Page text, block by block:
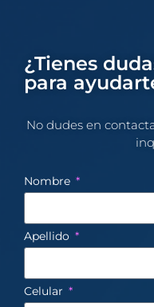
¿Tienes
para
No dudes en
Nombre
Apellido
Celular